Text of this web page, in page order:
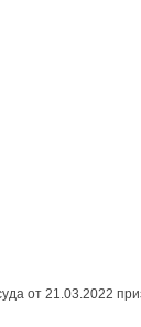
21.03.2022